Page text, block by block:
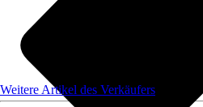
Weitere Artikel des Verkäufers